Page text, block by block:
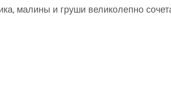
малины и груши великолепно